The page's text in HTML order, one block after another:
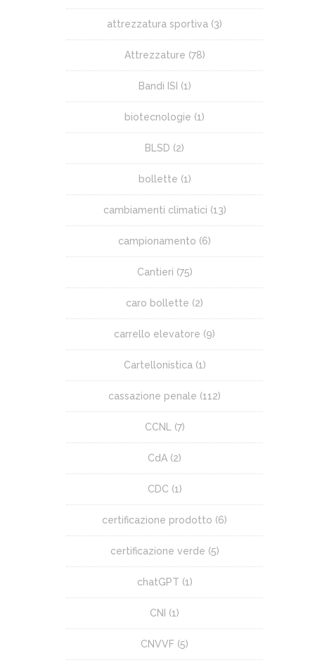
attrezzatura sportiva (3)
Attrezzature (78)
Bandi ISI (1)
biotecnologie (1)
BLSD (2)
bollette (1)
cambiamenti climatici (13)
campionamento (6)
Cantieri (75)
caro bollette (2)
carrello elevatore (9)
Cartellonistica(1)
cassazione penale (112)
CCNL(7)
CdA (2)
CDC (1)
certificazione prodotto (6)
certificazione verde (5)
chatGPT (1)
CNI (1)
CNVVF (5)